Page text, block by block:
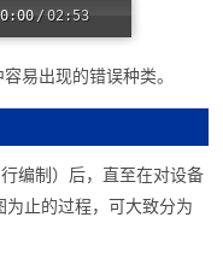
/02:53
容易出现的错误种类。
行编制）后，直至在对设备
为止的过程，可大致分为